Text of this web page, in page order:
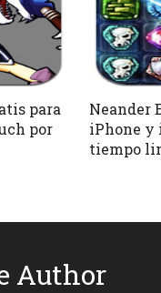
para
por
Neander
iPhone y
tiempo
Author